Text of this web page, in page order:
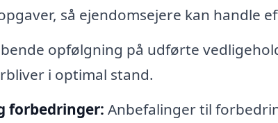
så ejendomsejere kan handle
opfølgning på udførte
i optimal stand.
forbedringer: Anbefalinger til